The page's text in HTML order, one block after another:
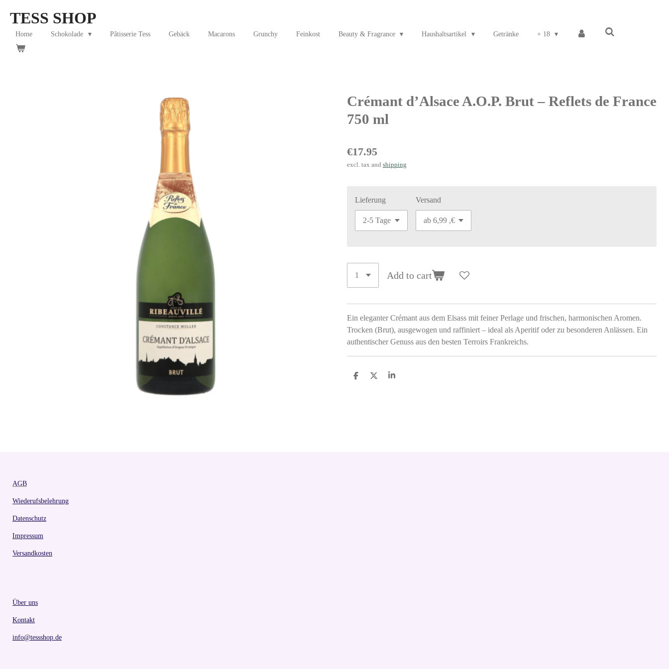
main
content
TESS SHOP
Home Schokolade Pâtisserie Tess Gebäck Macarons Grunchy Feinkost Beauty & Fragrance Haushaltsartikel Getränke + 18
Crémant d’Alsace A.O.P. Brut – Reflets de France
750 ml
€17.95
excl. tax and shipping
Lieferung Versand
Add to cart
Ein eleganter Crémant aus dem Elsass mit feiner Perlage und frischen, harmonischen Aromen.
Trocken (Brut), ausgewogen und raffiniert – ideal als Aperitif oder zu besonderen Anlässen. Ein
authentischer Genuss aus den besten Terroirs Frankreichs.
S
S
S
AGB
Wiederufsbelehrung
Datenschutz
Impressum
Versandkosten
Über uns
Kontakt
info@tessshop.de